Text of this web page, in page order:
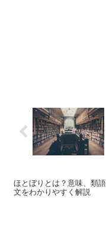
ほとぼりとは？意味、類
文をわかりやすく解説